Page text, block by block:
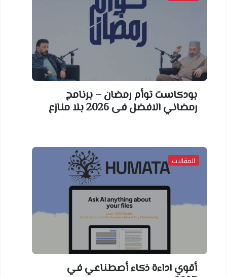
بودكاست توأم رمضان – برنامج
رمضاني الافضل فى 2026 بلا منازع
المقالات
أقوي اداءة ذكاء أصطناعي في